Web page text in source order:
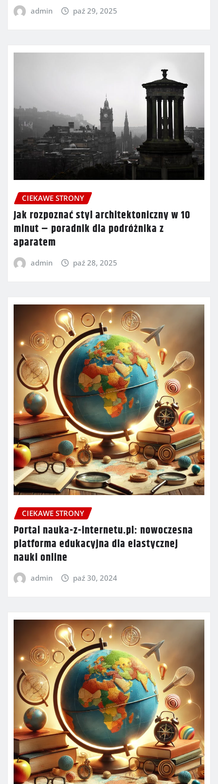
admin paź 29, 2025
CIEKAWE STRONY
Jak rozpoznać styl architektoniczny w 10
minut – poradnik dla podróżnika z
aparatem
admin paź 28, 2025
CIEKAWE STRONY
Portal nauka-z-internetu.pl: nowoczesna
platforma edukacyjna dla elastycznej
nauki online
admin paź 30, 2024